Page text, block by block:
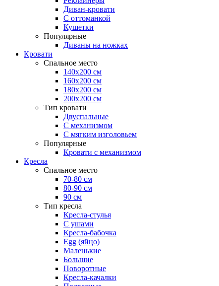
Диван-кровати
С оттоманкой
Кушетки
Популярные
Диваны на ножках
Кровати
Спальное место
140х200 см
160х200 см
180х200 см
200х200 см
Тип кровати
Двуспальные
С механизмом
С мягким изголовьем
Популярные
Кровати с механизмом
Кресла
Спальное место
70-80 см
80-90 см
90 см
Тип кресла
Кресла-стулья
С ушами
Кресла-бабочка
Egg (яйцо)
Маленькие
Большие
Поворотные
Кресла-качалки